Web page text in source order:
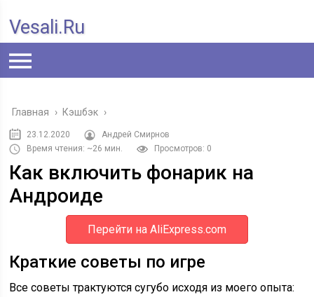
Vesali.ru
Главная › Кэшбэк ›
23.12.2020
Андрей Смирнов
Время чтения: ~26 мин.
Просмотров: 0
Как включить фонарик на
Андроиде
Перейти на AliExpress.com
Краткие советы по игре
Все советы трактуются сугубо исходя из моего опыта: